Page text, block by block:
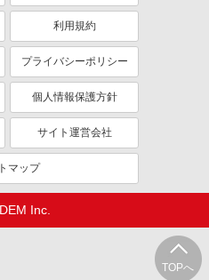
TOPへ
利用規約
プライバシーポリシー
個人情報保護方針
サイト運営会社
マップ
Inc.